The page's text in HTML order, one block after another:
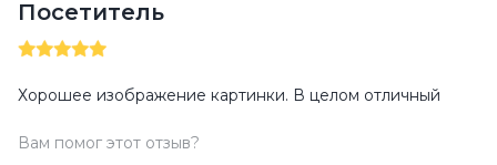
Посетитель
Хорошее изображение картинки. В целом отличный
Вам помог этот отзыв?